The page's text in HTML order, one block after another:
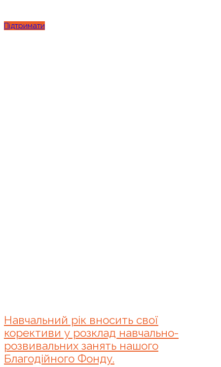
Підтримати
Навчальний рік вносить свої
корективи у розклад навчально-
розвивальних занять нашого
Благодійного Фонду.